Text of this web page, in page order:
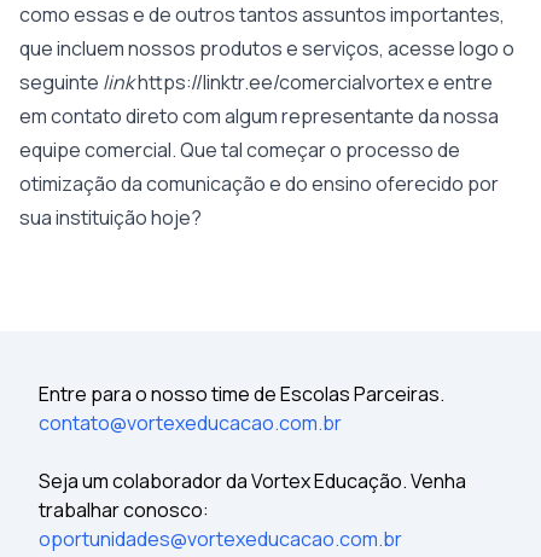
como essas e de outros tantos assuntos importantes,
que incluem nossos produtos e serviços, acesse logo o
seguinte linkhttps://linktr.ee/comercialvortexe entre
em contato direto com algum representante da nossa
equipe comercial. Que tal começar o processo de
otimização da comunicação e do ensino oferecido por
sua instituição hoje?
Entre para o nosso time de Escolas Parceiras.
contato@vortexeducacao.com.br
Seja um colaborador da Vortex Educação. Venha
trabalhar conosco:
oportunidades@vortexeducacao.com.br